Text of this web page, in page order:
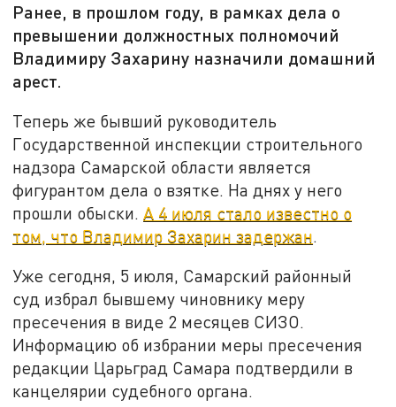
Ранее, в прошлом году, в рамках дела о
превышении должностных полномочий
Владимиру Захарину назначили домашний
арест.
Теперь же бывший руководитель
Государственной инспекции строительного
надзора Самарской области является
фигурантом дела о взятке. На днях у него
прошли обыски.А 4 июля стало известно о
том, что Владимир Захарин задержан.
Уже сегодня, 5 июля, Самарский районный
суд избрал бывшему чиновнику меру
пресечения в виде 2 месяцев СИЗО.
Информацию об избрании меры пресечения
редакции Царьград Самара подтвердили в
канцелярии судебного органа.